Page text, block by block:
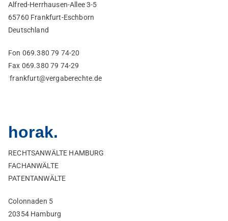
Alfred-Herrhausen-Allee 3-5
65760 Frankfurt-Eschborn
Deutschland
Fon 069.380 79 74-20
Fax 069.380 79 74-29
frankfurt@vergaberechte.de
horak.
RECHTSANWÄLTE HAMBURG
FACHANWÄLTE
PATENTANWÄLTE
Colonnaden 5
20354 Hamburg